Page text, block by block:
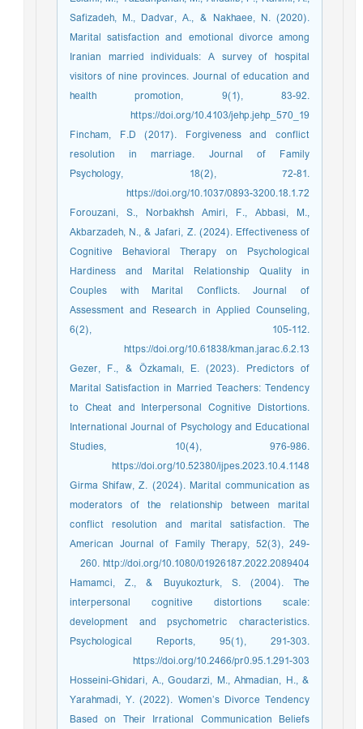
Safizadeh, M., Dadvar, A., & Nakhaee, N. (2020).
Marital satisfaction and emotional divorce among
Iranian married individuals: A survey of hospital
visitors of nine provinces. Journal of education and
health promotion, 9(1), 83-92.
https://doi.org/10.4103/jehp.jehp_570_19
Fincham, F.D (2017). Forgiveness and conflict
resolution in marriage. Journal of Family
Psychology, 18(2), 72-81.
https://doi.org/10.1037/0893-3200.18.1.72
Forouzani, S., Norbakhsh Amiri, F., Abbasi, M.,
Akbarzadeh, N., & Jafari, Z. (2024). Effectiveness of
Cognitive Behavioral Therapy on Psychological
Hardiness and Marital Relationship Quality in
Couples with Marital Conflicts. Journal of
Assessment and Research in Applied Counseling,
6(2), 105-112.
https://doi.org/10.61838/kman.jarac.6.2.13
Gezer, F., & Özkamalı, E. (2023). Predictors of
Marital Satisfaction in Married Teachers: Tendency
to Cheat and Interpersonal Cognitive Distortions.
International Journal of Psychology and Educational
Studies, 10(4), 976-986.
https://doi.org/10.52380/ijpes.2023.10.4.1148
Girma Shifaw, Z. (2024). Marital communication as
moderators of the relationship between marital
conflict resolution and marital satisfaction. The
American Journal of Family Therapy, 52(3), 249-
260. http://doi.org/10.1080/01926187.2022.2089404
Hamamci, Z., & Buyukozturk, S. (2004). The
interpersonal cognitive distortions scale:
development and psychometric characteristics.
Psychological Reports, 95(1), 291-303.
https://doi.org/10.2466/pr0.95.1.291-303
Hosseini-Ghidari, A., Goudarzi, M., Ahmadian, H., &
Yarahmadi, Y. (2022). Women’s Divorce Tendency
Based on Their Irrational Communication Beliefs